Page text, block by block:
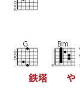
G
鉄塔
Bm
や